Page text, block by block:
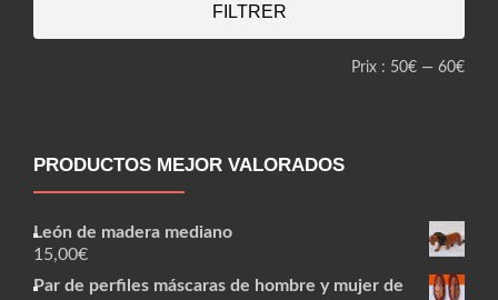
FILTRER
Prix : 50€ — 60€
PRODUCTOS MEJOR VALORADOS
León de madera mediano
15,00€
Par de perfiles máscaras de hombre y mujer de